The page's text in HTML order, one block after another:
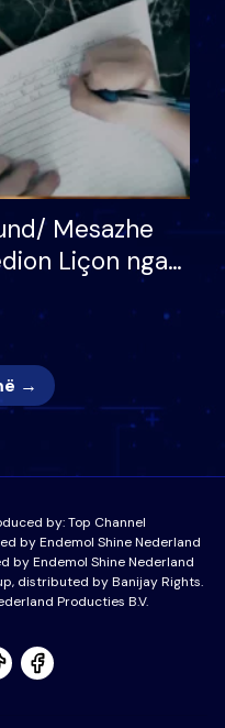
Mesazhe
Liçon nga
moderatori
Nuk meritoj…
→
by:Top Channel
by Endemol Shine Nederland
by Endemol Shine Nederland
distributed by Banijay Rights.
Producties B.V.